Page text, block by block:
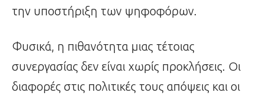
την υποστήριξη των ψηφοφόρων.
Φυσικά, η πιθανότητα μιας τέτοιας
συνεργασίας δεν είναι χωρίς προκλήσεις. Οι
διαφορές στις πολιτικές τους απόψεις και οι